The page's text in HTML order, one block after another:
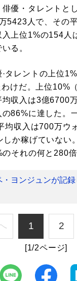
優・タレントと
5423人で、その
入上位1%の154人
る。
タレントの上位
けだ。上位10%
均収入は3億6700
の86%に達した。
均収入は700万ウ
しか稼げていない
それの何と280
・ヨンジュンが記
1 2
[1/2ページ]